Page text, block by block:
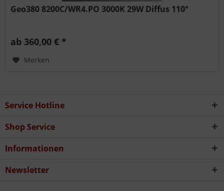
Geo380 8200C/WR4.PO 3000K 29W Diffus 110°
ab 360,00 € *
Merken
Service Hotline
Shop Service
Informationen
Newsletter